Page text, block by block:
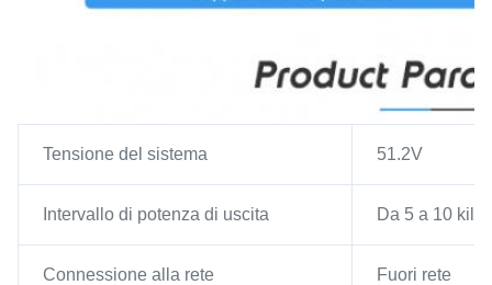
Tensione del sistema 51.2V
Intervallo di potenza di uscita Da 5 a 10
Connessione alla rete Fuori rete